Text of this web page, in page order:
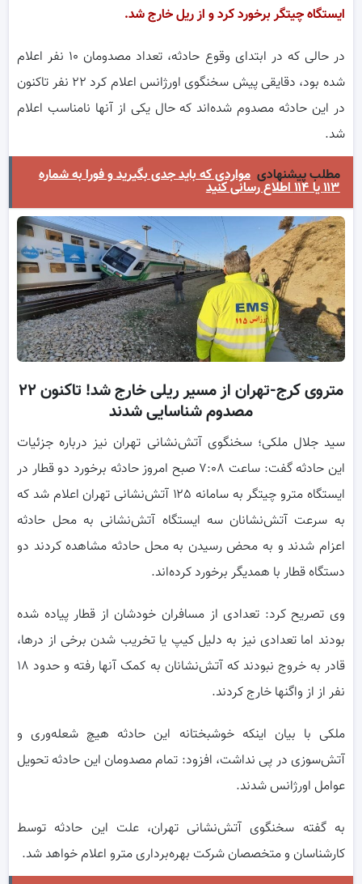
ایستگاه چیتگر برخورد کرد و از ریل خارج شد.
در حالی که در ابتدای وقوع حادثه، تعداد مصدومان ۱۰ نفر اعلام
شده بود، دقایقی پیش سخنگوی اورژانس اعلام کرد ۲۲ نفر تاکنون
در این حادثه مصدوم شده‌اند که حال یکی از آنها نامناسب اعلام
شد.
مطلب پیشنهادی مواردی که باید جدی بگیرید و فورا به شماره
۱۱۳ یا ۱۱۴ اطلاع رسانی کنید
متروی کرج-تهران از مسیر ریلی خارج شد! تاکنون ۲۲
مصدوم شناسایی شدند
سید جلال ملکی؛ سخنگوی آتش‌نشانی تهران نیز درباره جزئیات
این حادثه گفت: ساعت ۷:۰۸ صبح امروز حادثه برخورد دو قطار در
ایستگاه مترو چیتگر به سامانه ۱۲۵ آتش‌نشانی تهران اعلام شد که
به سرعت آتش‌نشانان سه ایستگاه آتش‌نشانی به محل حادثه
اعزام شدند و به محض رسیدن به محل حادثه مشاهده کردند دو
دستگاه قطار با همدیگر برخورد کرده‌اند.
وی تصریح کرد: تعدادی از مسافران خودشان از قطار پیاده شده
بودند اما تعدادی نیز به دلیل کیپ یا تخریب شدن برخی از درها،
قادر به خروج نبودند که آتش‌نشانان به کمک آنها رفته و حدود ۱۸
نفر از از واگنها خارج کردند.
ملکی با بیان اینکه خوشبختانه این حادثه هیچ شعله‌وری و
آتش‌سوزی در پی نداشت، افزود: تمام مصدومان این حادثه تحویل
عوامل اورژانس شدند.
به گفته سخنگوی آتش‌نشانی تهران، علت این حادثه توسط
کارشناسان و متخصصان شرکت بهره‌برداری مترو اعلام خواهد شد.